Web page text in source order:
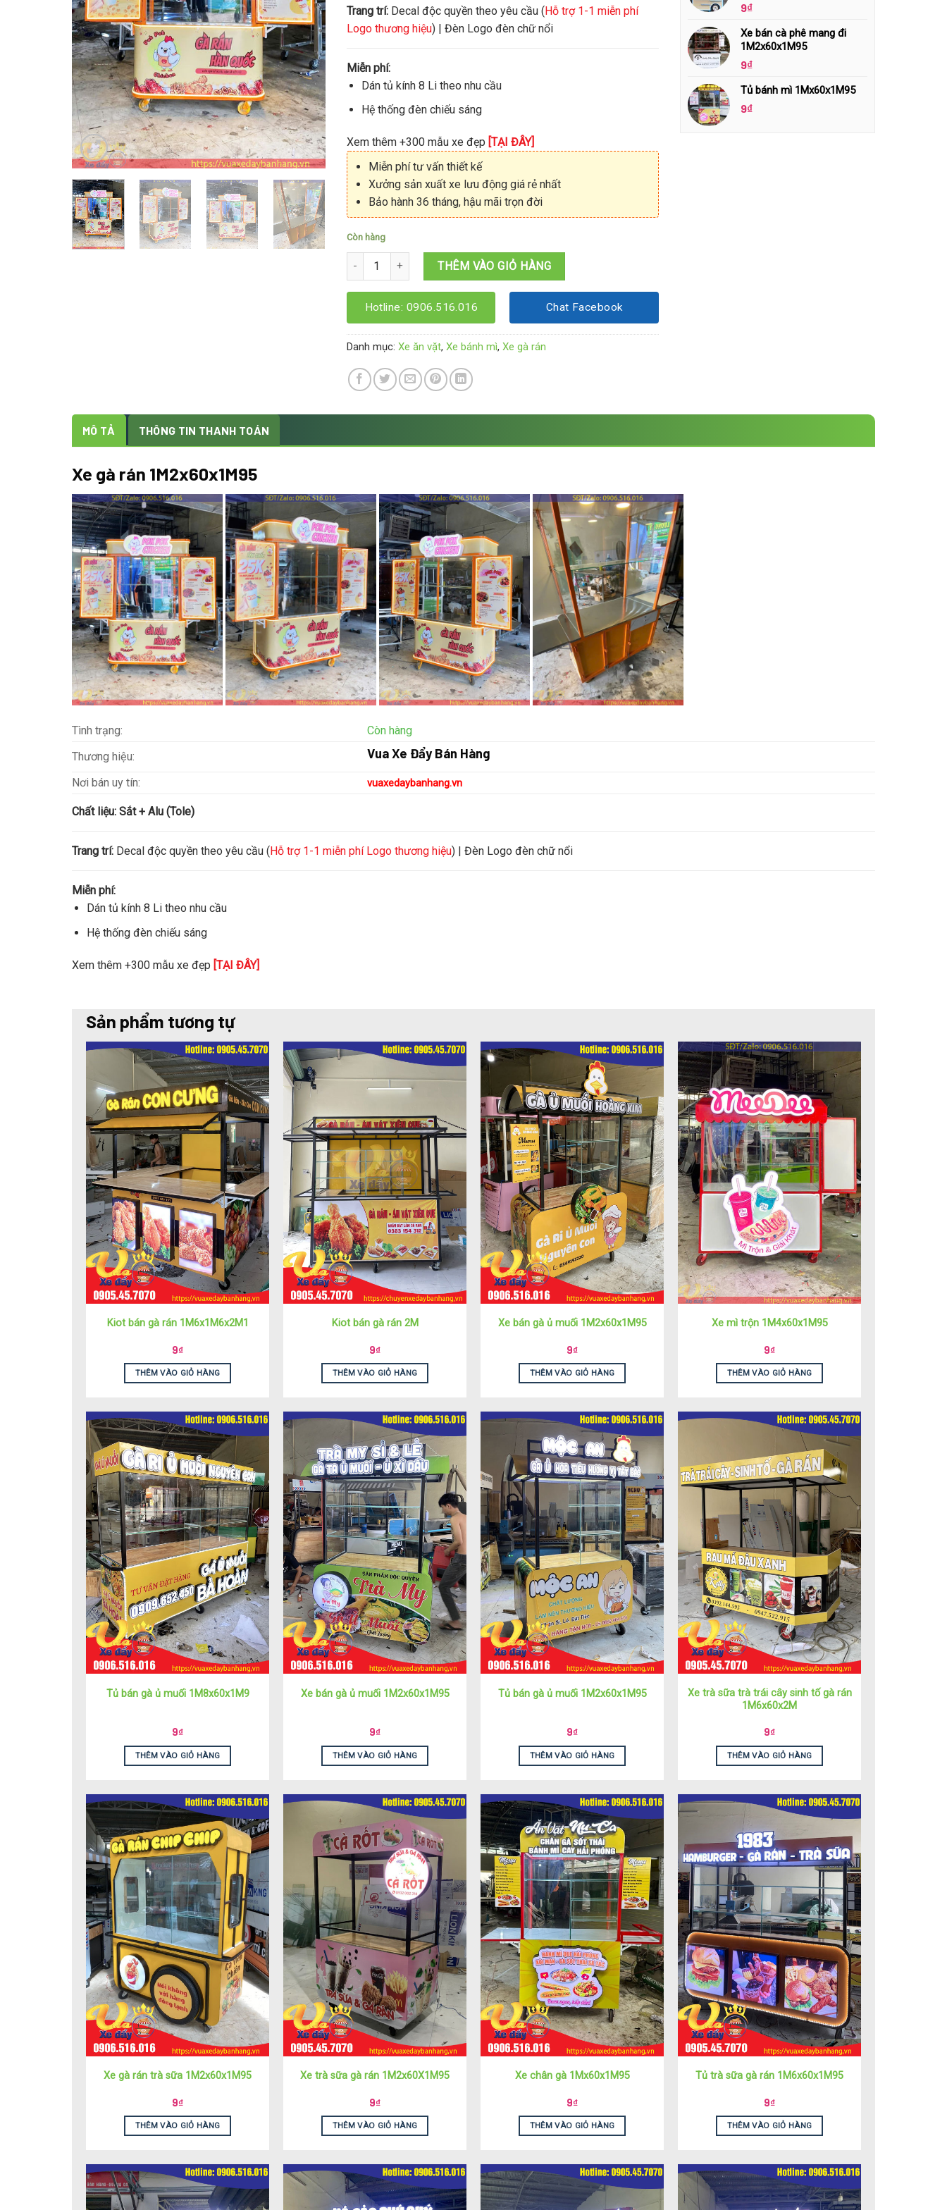
Trang trí: Decal độc quyền theo yêu cầu (Hỗ trợ 1-1 miễn phí
Logo thương hiệu) | Đèn Logo đèn chữ nổi
Miễn phí:
Dán tủ kính 8 Li theo nhu cầu
Hệ thống đèn chiếu sáng
Xem thêm +300 mẫu xe đẹp [TẠI ĐÂY]
Miễn phí tư vấn thiết kế
Xưởng sản xuất xe lưu động giá rẻ nhất
Bảo hành 36 tháng, hậu mãi trọn đời
Còn hàng
Xe gà rán 1M2x60x1M95 số lượng
THÊM VÀO GIỎ HÀNG
Hotline: 0906.516.016 Chat Facebook
Danh mục: Xe ăn vặt, Xe bánh mì, Xe gà rán
9₫
Xe bán cà phê mang đi
1M2x60x1M95
9₫
Tủ bánh mì 1Mx60x1M95
9₫
MÔ TẢ THÔNG TIN THANH TOÁN
Xe gà rán 1M2x60x1M95
Tình trạng:
Còn hàng
Thương hiệu:
Vua Xe Đẩy Bán Hàng
Nơi bán uy tín: vuaxedaybanhang.vn
Chất liệu: Sắt + Alu (Tole)
Trang trí: Decal độc quyền theo yêu cầu ( Hỗ trợ 1-1 miễn phí Logo thương hiệu) | Đèn Logo đèn chữ nổi
Miễn phí:
Dán tủ kính 8 Li theo nhu cầu
Hệ thống đèn chiếu sáng
Xem thêm +300 mẫu xe đẹp [TẠI ĐÂY]
Sản phẩm tương tự
Kiot bán gà rán 1M6x1M6x2M1
9₫
THÊM VÀO GIỎ HÀNG
Kiot bán gà rán 2M
9₫
THÊM VÀO GIỎ HÀNG
Xe bán gà ủ muối 1M2x60x1M95
9₫
THÊM VÀO GIỎ HÀNG
Xe mì trộn 1M4x60x1M95
9₫
THÊM VÀO GIỎ HÀNG
Tủ bán gà ủ muối 1M8x60x1M9
9₫
THÊM VÀO GIỎ HÀNG
Xe bán gà ủ muối 1M2x60x1M95
9₫
THÊM VÀO GIỎ HÀNG
Tủ bán gà ủ muối 1M2x60x1M95
9₫
THÊM VÀO GIỎ HÀNG
Xe trà sữa trà trái cây sinh tố gà rán
1M6x60x2M
9₫
THÊM VÀO GIỎ HÀNG
Xe gà rán trà sữa 1M2x60x1M95
9₫
THÊM VÀO GIỎ HÀNG
Xe trà sữa gà rán 1M2x60X1M95
9₫
THÊM VÀO GIỎ HÀNG
Xe chân gà 1Mx60x1M95
9₫
THÊM VÀO GIỎ HÀNG
Tủ trà sữa gà rán 1M6x60x1M95
9₫
THÊM VÀO GIỎ HÀNG